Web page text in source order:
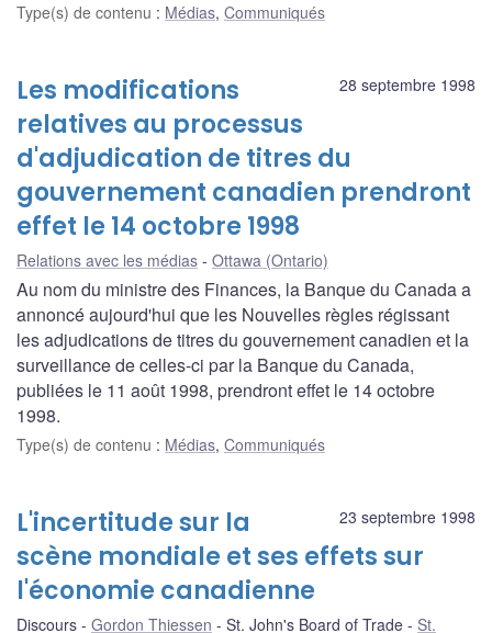
Type(s) de contenu : Médias, Communiqués
28 septembre 1998
Les modifications
relatives au processus
d'adjudication de titres du
gouvernement canadien prendront
effet le 14 octobre 1998
Relations avec les médias Ottawa (Ontario)
Au nom du ministre des Finances, la Banque du Canada a
annoncé aujourd'hui que les Nouvelles règles régissant
les adjudications de titres du gouvernement canadien et la
surveillance de celles-ci par la Banque du Canada,
publiées le 11 août 1998, prendront effet le 14 octobre
1998.
Type(s) de contenu : Médias, Communiqués
23 septembre 1998
L'incertitude sur la
scène mondiale et ses effets sur
l'économie canadienne
Discours Gordon Thiessen St. John's Board of Trade
St.